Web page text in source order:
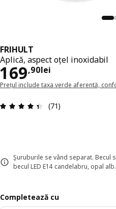
FRIHULT
Aplică, aspect oțel inoxidabil
169,90lei
Preț 169,90lei
Prețul include taxa verde aferentă,
Prezentare
(71)
Şuruburile se vând separat. Becul
becul LED E14 candelabru, opal alb.
Completează cu